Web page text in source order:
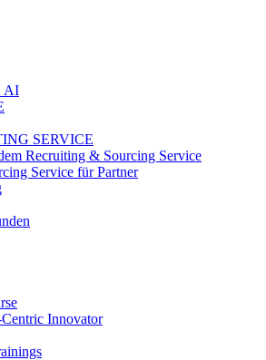
AI
SERVICE
Recruiting & Sourcing Service
Service für Partner
Innovator